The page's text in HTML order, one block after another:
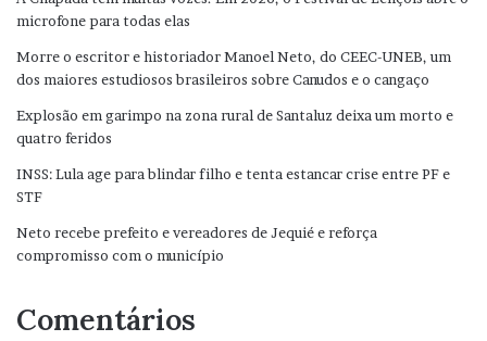
microfone para todas elas
Morre o escritor e historiador Manoel Neto, do CEEC-UNEB, um
dos maiores estudiosos brasileiros sobre Canudos e o cangaço
Explosão em garimpo na zona rural de Santaluz deixa um morto e
quatro feridos
INSS: Lula age para blindar filho e tenta estancar crise entre PF e
STF
Neto recebe prefeito e vereadores de Jequié e reforça
compromisso com o município
Comentários